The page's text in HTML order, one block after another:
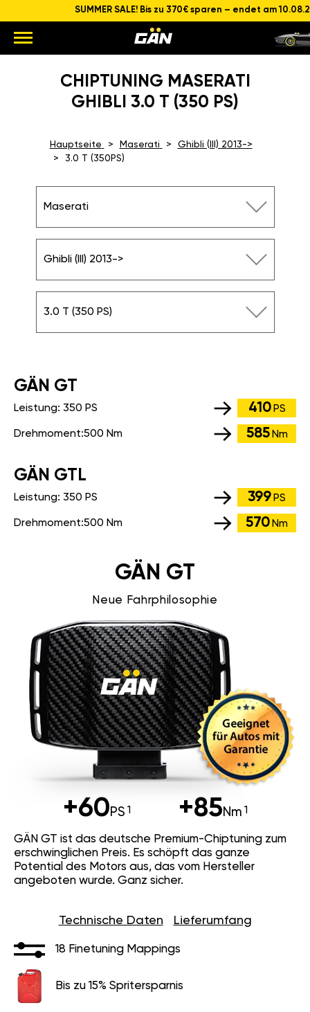
SUMMER SALE! Bis zu 370€ sparen – endet am
CHIPTUNING MASERATI
GHIBLI 3.0 T (350 PS)
Hauptseite Maserati
Ghibli (III) 2013->
3.0 T (350PS)
Maserati
Ghibli (III) 2013->
3.0 T (350 PS)
GÄN GT
Leistung: 350 PS 410 PS
Drehmoment:500 Nm 585 Nm
GÄN GTL
Leistung: 350 PS 399 PS
Drehmoment:500 Nm 570 Nm
GÄN GT
Neue Fahrphilosophie
+60PS +85Nm
GÄN GT ist das deutsche Premium-Chiptuning zum
erschwinglichen Preis. Es schöpft das ganze
Potential des Motors aus, das vom Hersteller
angeboten wurde. Ganz sicher.
Technische Daten Lieferumfang
18 Finetuning Mappings
Bis zu 15% Spritersparnis